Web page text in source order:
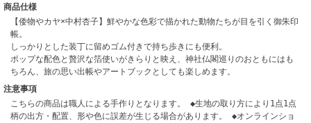
商品仕様
【倭物やカヤ×中村杏子】鮮やかな色彩で描かれた動物たちが目を引く御朱印
帳。
しっかりとした装丁に留めゴム付きで持ち歩きにも便利。
ポップな配色と贅沢な箔使いがきらりと映え、神社仏閣巡りのおともにはも
ちろん、旅の思い出帳やアートブックとしても楽しめます。
注意事項
こちらの商品は職人による手作りとなります。 ◆生地の取り方により1点1点
柄の出方・配置、形や色に誤差が生じる場合があります。 ◆オンラインショ